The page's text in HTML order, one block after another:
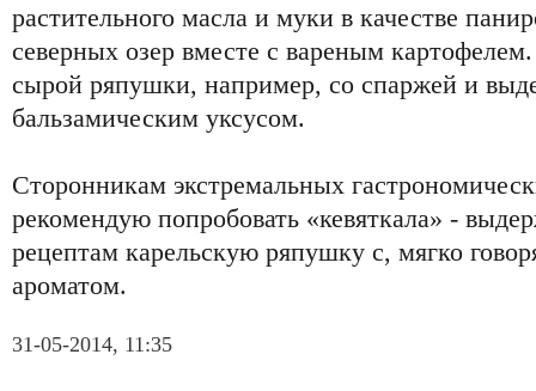
растительного масла и муки в качестве
северных озер вместе с вареным
сырой ряпушки, например, со спаржей и
бальзамическим уксусом.
Сторонникам экстремальных
рекомендую попробовать «кевяткала» -
рецептам карельскую ряпушку с, мягко
ароматом.
31-05-2014, 11:35